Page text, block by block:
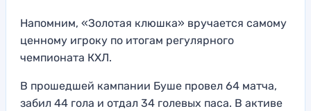
Напомним, «Золотая клюшка» вручается самому
ценному игроку по итогам регулярного
чемпионата КХЛ.
В прошедшей кампании Буше провел 64 матча,
забил 44 гола и отдал 34 голевых паса. В активе